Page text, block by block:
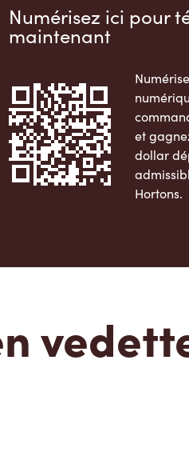
Numérisez ici pour
maintenant
et
dollar
Hortons.